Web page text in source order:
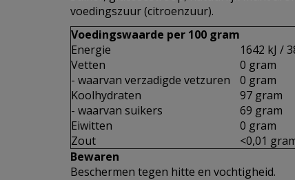
voedingszuur (citroenzuur).
Voedingswaarde per 100 gram
Energie
1642 kJ /
Vetten
- waarvan verzadigde vetzuren
0 gram
0 gram
Koolhydraten
- waarvan suikers
97 gram
69 gram
Eiwitten
0 gram
Zout
<0,01
Bewaren
Beschermen tegen hitte en vochtigheid.